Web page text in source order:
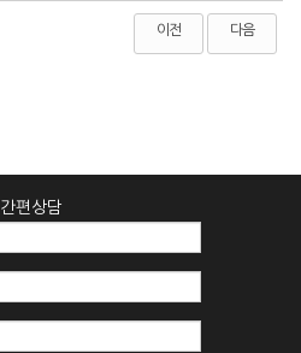
이전 다음
간편상담